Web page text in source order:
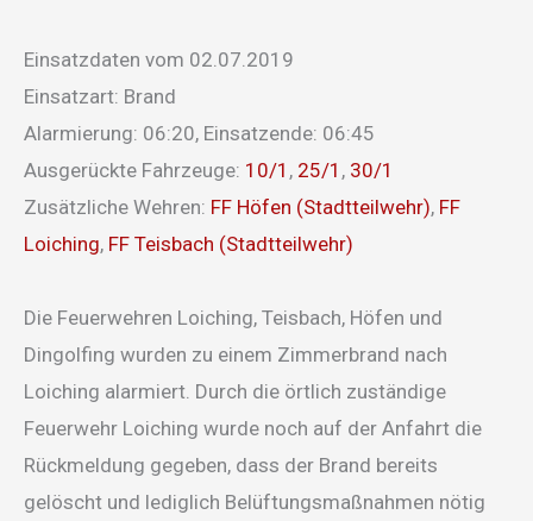
Einsatzdaten vom 02.07.2019
Einsatzart: Brand
Alarmierung: 06:20, Einsatzende: 06:45
Ausgerückte Fahrzeuge: 10/1 , 25/1 , 30/1
Zusätzliche Wehren: FF Höfen (Stadtteilwehr), FF
Loiching, FF Teisbach (Stadtteilwehr)
Die Feuerwehren Loiching, Teisbach, Höfen und
Dingolfing wurden zu einem Zimmerbrand nach
Loiching alarmiert. Durch die örtlich zuständige
Feuerwehr Loiching wurde noch auf der Anfahrt die
Rückmeldung gegeben, dass der Brand bereits
gelöscht und lediglich Belüftungsmaßnahmen nötig